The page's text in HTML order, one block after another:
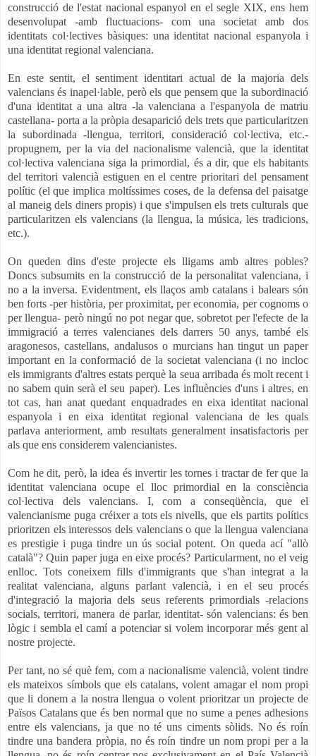
construcció de l'estat nacional espanyol en el segle XIX, ens hem
desenvolupat -amb fluctuacions- com una societat amb dos
identitats col·lectives bàsiques: una identitat nacional espanyola i
una identitat regional valenciana.
En este sentit, el sentiment identitari actual de la majoria dels
valencians és inapel·lable, però els que pensem que la subordinació
d'una identitat a una altra -la valenciana a l'espanyola de matriu
castellana- porta a la pròpia desaparició dels trets que particularitzen
la subordinada -llengua, territori, consideració col·lectiva, etc.-
propugnem, per la via del nacionalisme valencià, que la identitat
col·lectiva valenciana siga la primordial, és a dir, que els habitants
del territori valencià estiguen en el centre prioritari del pensament
polític (el que implica moltíssimes coses, de la defensa del paisatge
al maneig dels diners propis) i que s'impulsen els trets culturals que
particularitzen els valencians (la llengua, la música, les tradicions,
etc.).
On queden dins d'este projecte els lligams amb altres pobles?
Doncs subsumits en la construcció de la personalitat valenciana, i
no a la inversa. Evidentment, els llaços amb catalans i balears són
ben forts -per història, per proximitat, per economia, per cognoms o
per llengua- però ningú no pot negar que, sobretot per l'efecte de la
immigració a terres valencianes dels darrers 50 anys, també els
aragonesos, castellans, andalusos o murcians han tingut un paper
important en la conformació de la societat valenciana (i no incloc
els immigrants d'altres estats perquè la seua arribada és molt recent i
no sabem quin serà el seu paper). Les influències d'uns i altres, en
tot cas, han anat quedant enquadrades en eixa identitat nacional
espanyola i en eixa identitat regional valenciana de les quals
parlava anteriorment, amb resultats generalment insatisfactoris per
als que ens considerem valencianistes.
Com he dit, però, la idea és invertir les tornes i tractar de fer que la
identitat valenciana ocupe el lloc primordial en la consciència
col·lectiva dels valencians. I, com a conseqüència, que el
valencianisme puga créixer a tots els nivells, que els partits polítics
prioritzen els interessos dels valencians o que la llengua valenciana
es prestigie i puga tindre un ús social potent. On queda ací "allò
català"? Quin paper juga en eixe procés? Particularment, no el veig
enlloc. Tots coneixem fills d'immigrants que s'han integrat a la
realitat valenciana, alguns parlant valencià, i en el seu procés
d'integració la majoria dels seus referents primordials -relacions
socials, territori, manera de parlar, identitat- són valencians: és ben
lògic i sembla el camí a potenciar si volem incorporar més gent al
nostre projecte.
Per tant, no sé què fem, com a nacionalisme valencià, volent tindre
els mateixos símbols que els catalans, volent amagar el nom propi
que li donem a la nostra llengua o volent prioritzar un projecte de
Països Catalans que és ben normal que no sume a penes adhesions
entre els valencians, ja que no té uns ciments sòlids. No és roín
tindre una bandera pròpia, no és roín tindre un nom propi per a la